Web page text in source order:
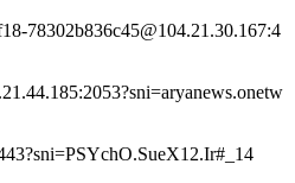
78302b836c45@104.21.30.167:4